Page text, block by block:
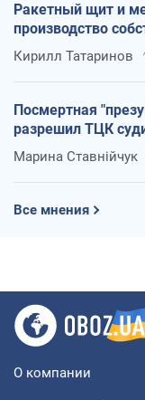
Ракетный щит и
производство
Кирилл Татаринов
Посмертная
разрешил ТЦК
Марина Ставнійчук
Все мнения
О компании